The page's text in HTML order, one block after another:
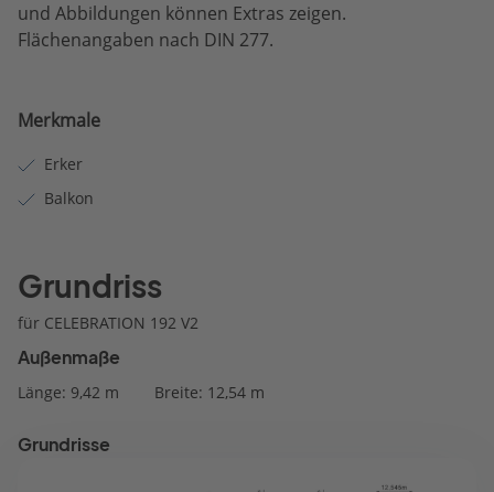
und Abbildungen können Extras zeigen.
Flächenangaben nach DIN 277.
Merkmale
Erker
Balkon
Grundriss
für CELEBRATION 192 V2
Außenmaße
Länge: 9,42 m Breite: 12,54 m
Grundrisse